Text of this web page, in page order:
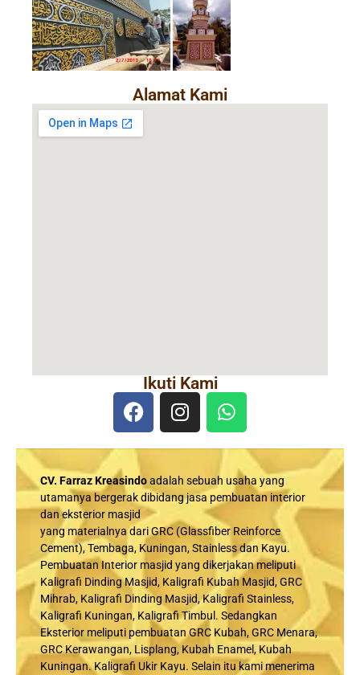
Alamat Kami
Ikuti Kami
CV. Farraz Kreasindoadalah sebuah usaha yang
utamanya bergerak dibidang jasa pembuatan interior
dan eksterior masjid
yang materialnya dari GRC (Glassfiber Reinforce
Cement), Tembaga, Kuningan, Stainless dan Kayu.
Pembuatan Interior masjid yang dikerjakan meliputi
Kaligrafi Dinding Masjid, Kaligrafi Kubah Masjid, GRC
Mihrab, Kaligrafi Dinding Masjid, Kaligrafi Stainless,
Kaligrafi Kuningan, Kaligrafi Timbul. Sedangkan
Eksterior meliputi pembuatan GRC Kubah, GRC Menara,
GRC Kerawangan, Lisplang, Kubah Enamel, Kubah
Kuningan. Kaligrafi Ukir Kayu. Selain itu kami menerima